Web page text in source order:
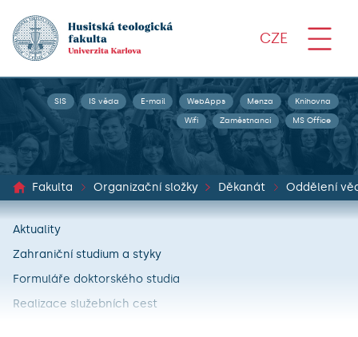
CZE
SIS IS věda E-mail WebApps Menza Knihovna
Wifi Zaměstnanci MS Office
Fakulta Organizační složky Děkanát Oddělení
Aktuality
Zahraniční studium a styky
Formuláře doktorského studia
Realizace služebních cest